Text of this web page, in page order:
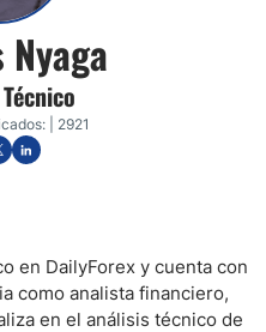
| 2921
en DailyForex y cuenta con
como analista financiero,
en el análisis técnico de